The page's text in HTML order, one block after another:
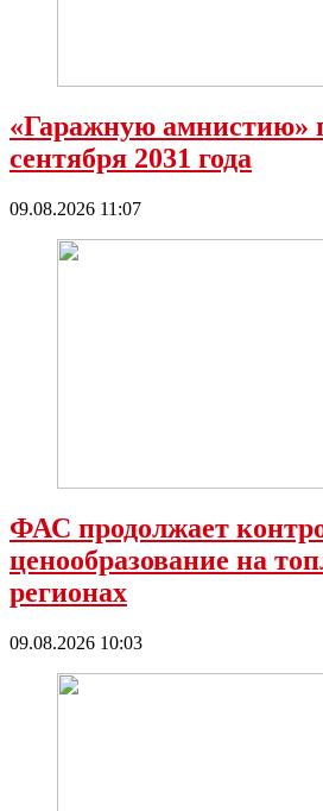
«Гаражную амнистию»
сентября 2031 года
09.08.2026 11:07
ФАС продолжает
ценообразование на
регионах
09.08.2026 10:03